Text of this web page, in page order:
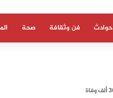
حوادث فن وثقافة صحة